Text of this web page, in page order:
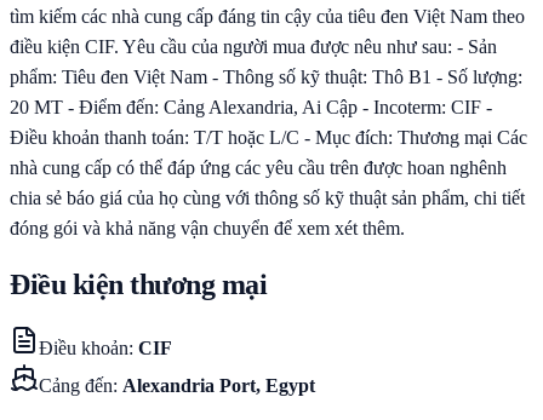
tìm kiếm các nhà cung cấp đáng tin cậy của tiêu đen Việt Nam theo
điều kiện CIF. Yêu cầu của người mua được nêu như sau: - Sản
phẩm: Tiêu đen Việt Nam - Thông số kỹ thuật: Thô B1 - Số lượng:
20 MT - Điểm đến: Cảng Alexandria, Ai Cập - Incoterm: CIF -
Điều khoản thanh toán: T/T hoặc L/C - Mục đích: Thương mại Các
nhà cung cấp có thể đáp ứng các yêu cầu trên được hoan nghênh
chia sẻ báo giá của họ cùng với thông số kỹ thuật sản phẩm, chi tiết
đóng gói và khả năng vận chuyển để xem xét thêm.
Điều kiện thương mại
Điều khoản: CIF
Cảng đến: Alexandria Port, Egypt